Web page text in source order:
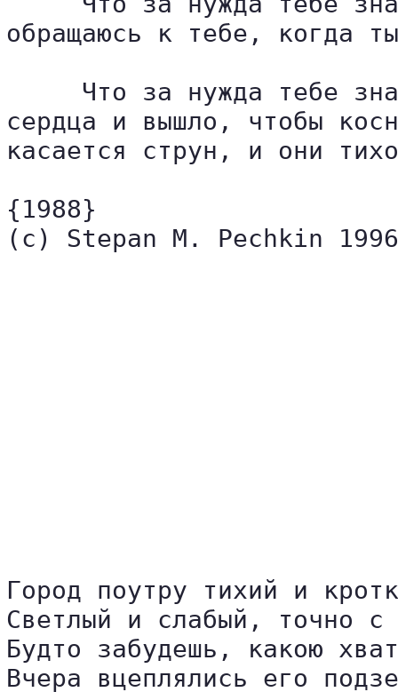
обращаюсь к тебе, когда
Что за нужда тебе
сердца и вышло, чтобы
касается струн, и они
{1988}
(c) Stepan M. Pechkin 1996
Город поутру тихий и
Светлый и слабый, точно с
Будто забудешь, какою
Вчера вцеплялись его